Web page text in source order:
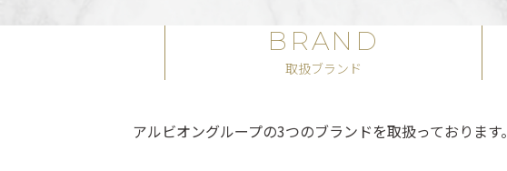
BRAND
取扱ブランド
アルビオングループの3つのブランドを取扱っております。